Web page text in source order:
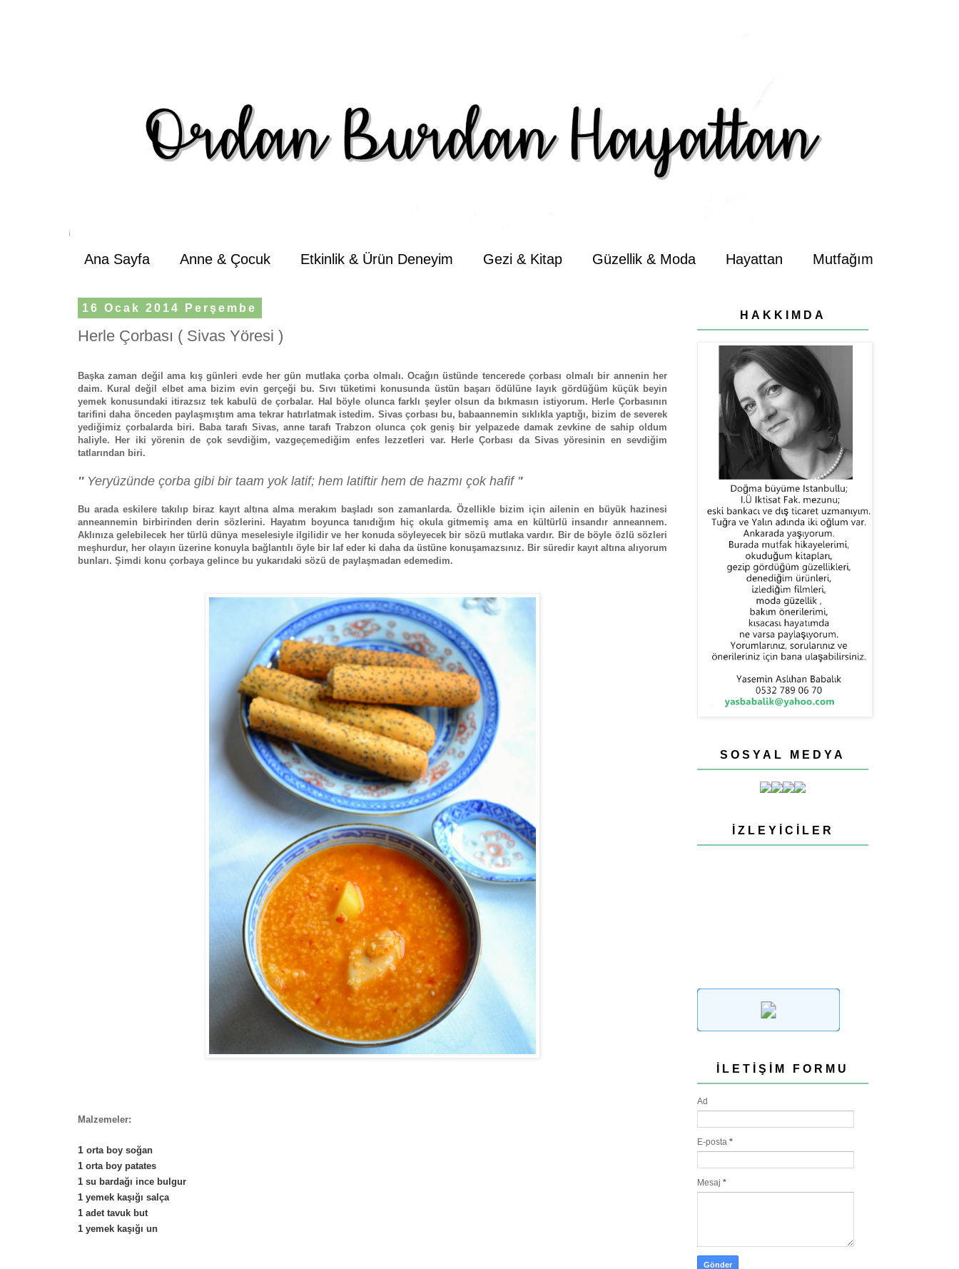
Ana Sayfa Anne & Çocuk Etkinlik & Ürün Deneyim Gezi & Kitap Güzellik & Moda Hayattan Mutfağım
16 Ocak 2014 Perşembe
Herle Çorbası ( Sivas Yöresi )
Başka zaman değil ama kış günleri evde her gün mutlaka çorba olmalı. Ocağın üstünde tencerede çorbası olmalı bir annenin her
daim. Kural değil elbet ama bizim evin gerçeği bu. Sıvı tüketimi konusunda üstün başarı ödülüne layık gördüğüm küçük beyin
yemek konusundaki itirazsız tek kabulü de çorbalar. Hal böyle olunca farklı şeyler olsun da bıkmasın istiyorum. Herle Çorbasının
tarifini daha önceden paylaşmıştım ama tekrar hatırlatmak istedim. Sivas çorbası bu, babaannemin sıklıkla yaptığı, bizim de severek
yediğimiz çorbalarda biri. Baba tarafı Sivas, anne tarafı Trabzon olunca çok geniş bir yelpazede damak zevkine de sahip oldum
haliyle. Her iki yörenin de çok sevdiğim, vazgeçemediğim enfes lezzetleri var. Herle Çorbası da Sivas yöresinin en sevdiğim
tatlarından biri.
'' Yeryüzünde çorba gibi bir taam yok latif; hem latiftir hem de hazmı çok hafif ''
Bu arada eskilere takılıp biraz kayıt altına alma merakım başladı son zamanlarda. Özellikle bizim için ailenin en büyük hazinesi
anneannemin birbirinden derin sözlerini. Hayatım boyunca tanıdığım hiç okula gitmemiş ama en kültürlü insandır anneannem.
Aklınıza gelebilecek her türlü dünya meselesiyle ilgilidir ve her konuda söyleyecek bir sözü mutlaka vardır. Bir de böyle özlü sözleri
meşhurdur, her olayın üzerine konuyla bağlantılı öyle bir laf eder ki daha da üstüne konuşamazsınız. Bir süredir kayıt altına alıyorum
bunları. Şimdi konu çorbaya gelince bu yukarıdaki sözü de paylaşmadan edemedim.
Malzemeler:
1 orta boy soğan
1 orta boy patates
1 su bardağı ince bulgur
1 yemek kaşığı salça
1 adet tavuk but
1 yemek kaşığı un
HAKKIMDA
SOSYAL MEDYA
İZLEYICILER
İLETIŞIM FORMU
Ad
E-posta *
Mesaj *